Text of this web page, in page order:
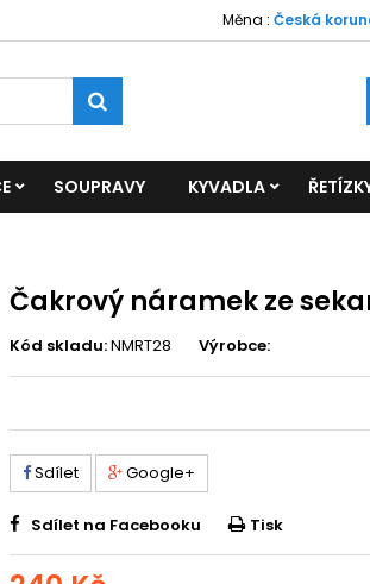
Měna : Česká
SOUPRAVY KYVADLA
Čakrový náramek ze
Kód skladu:NMRT28 Výrobce:
Sdílet Google+
Sdílet na Facebooku Tisk